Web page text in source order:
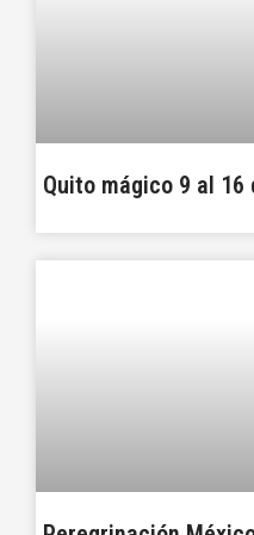
Quito mágico 9 al 16